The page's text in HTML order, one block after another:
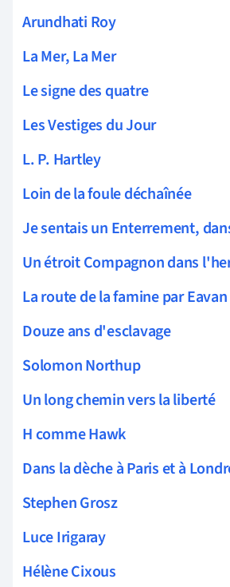
Arundhati Roy
La Mer, La Mer
Le signe des quatre
Les Vestiges du Jour
L. P. Hartley
Loin de la foule déchaînée
Je sentais un Enterrement,
Un étroit Compagnon dans
La route de la famine par
Douze ans d'esclavage
Solomon Northup
Un long chemin vers la liberté
H comme Hawk
Dans la dèche à Paris et à
Stephen Grosz
Luce Irigaray
Hélène Cixous